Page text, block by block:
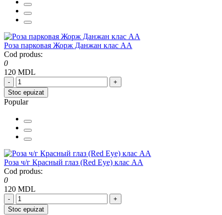
Роза парковая Жорж Данжан клас АА
Cod produs:
0
120 MDL
-
+
Stoc epuizat
Popular
Роза ч/г Красный глаз (Red Eye) клас АА
Cod produs:
0
120 MDL
-
+
Stoc epuizat